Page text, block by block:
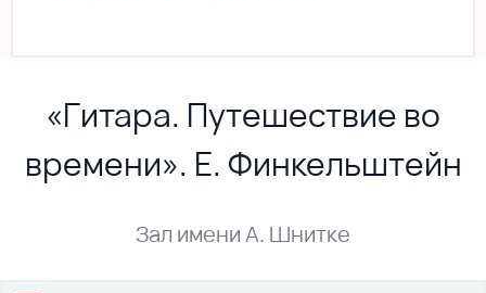
«Гитара. Путешествие во
времени». Е. Финкельштейн
Зал имени А. Шнитке